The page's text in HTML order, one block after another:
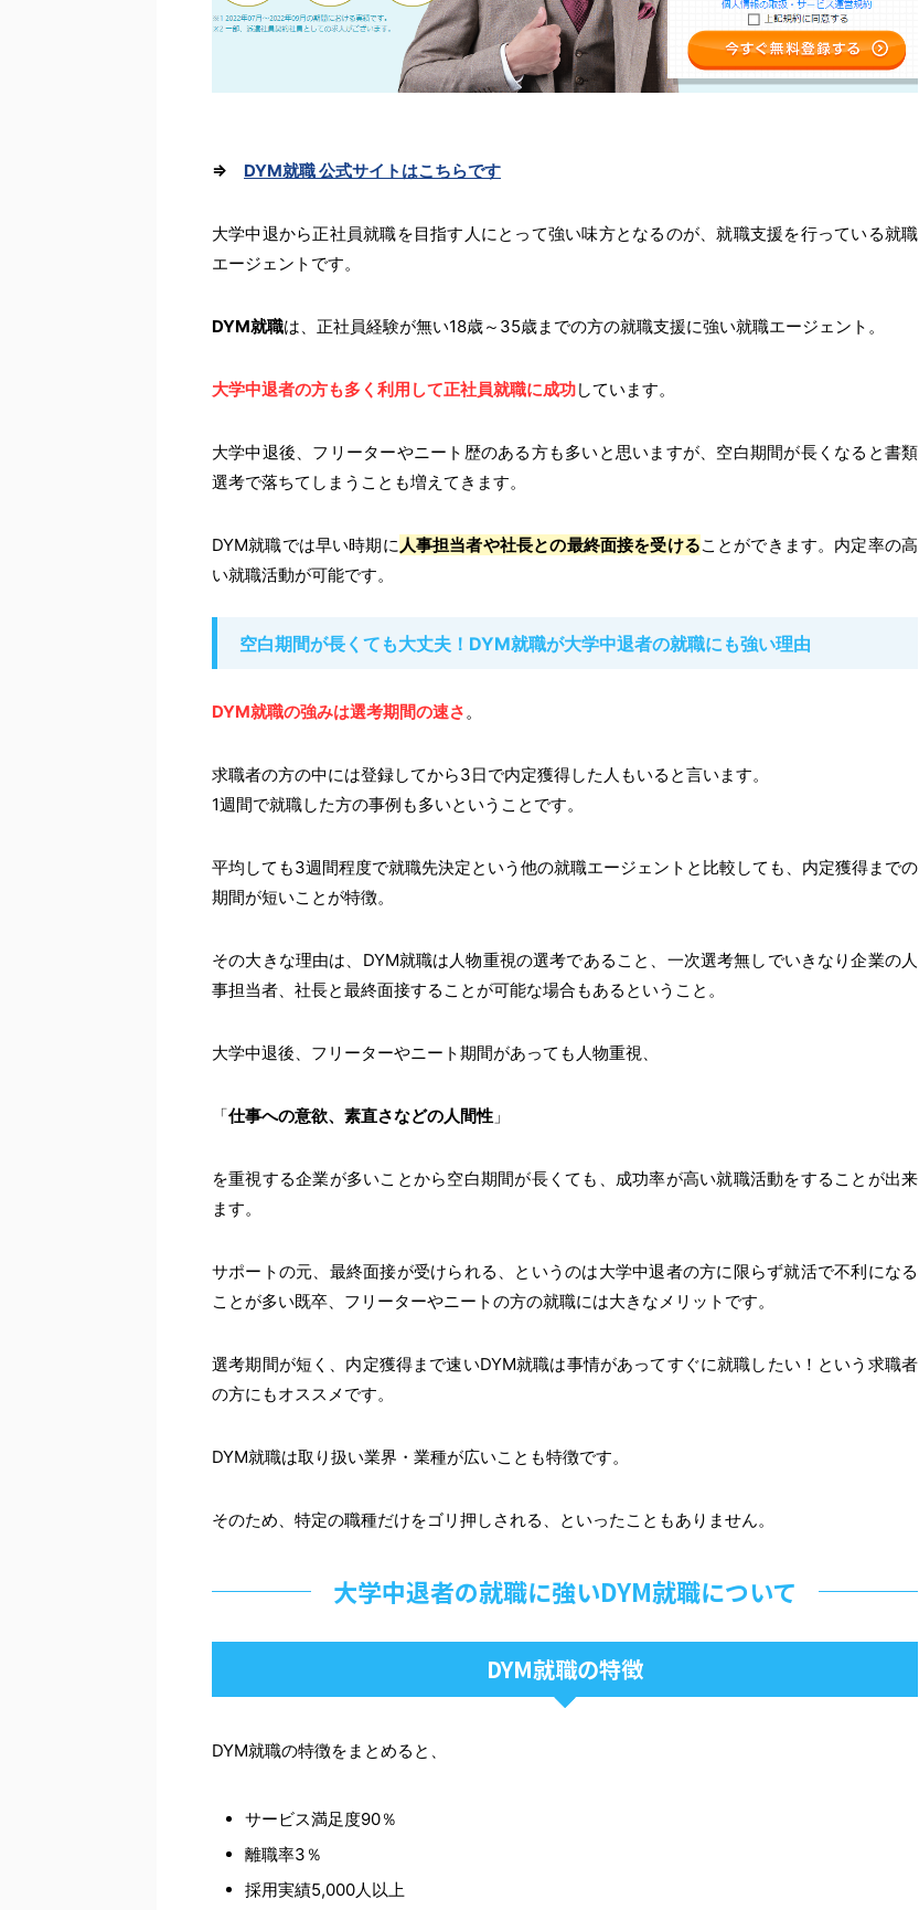
⇒ DYM就職 公式サイトはこちらです
大学中退から正社員就職を目指す人にとって強い味方となるのが、就職支援を行っている就職
エージェントです。
DYM就職は、正社員経験が無い18歳～35歳までの方の就職支援に強い就職エージェント。
大学中退者の方も多く利用して正社員就職に成功しています。
大学中退後、フリーターやニート歴のある方も多いと思いますが、空白期間が長くなると書類
選考で落ちてしまうことも増えてきます。
DYM就職では早い時期に人事担当者や社長との最終面接を受けることができます。内定率の高
い就職活動が可能です。
空白期間が長くても大丈夫！DYM就職が大学中退者の就職にも強い理由
DYM就職の強みは選考期間の速さ。
求職者の方の中には登録してから3日で内定獲得した人もいると言います。
1週間で就職した方の事例も多いということです。
平均しても3週間程度で就職先決定という他の就職エージェントと比較しても、内定獲得までの
期間が短いことが特徴。
その大きな理由は、DYM就職は人物重視の選考であること、一次選考無しでいきなり企業の人
事担当者、社長と最終面接することが可能な場合もあるということ。
大学中退後、フリーターやニート期間があっても人物重視、
「仕事への意欲、素直さなどの人間性 」
を重視する企業が多いことから空白期間が長くても、成功率が高い就職活動をすることが出来
ます。
サポートの元、最終面接が受けられる、というのは大学中退者の方に限らず就活で不利になる
ことが多い既卒、フリーターやニートの方の就職には大きなメリットです。
選考期間が短く、内定獲得まで速いDYM就職は事情があってすぐに就職したい！という求職者
の方にもオススメです。
DYM就職は取り扱い業界・業種が広いことも特徴です。
そのため、特定の職種だけをゴリ押しされる、といったこともありません。
大学中退者の就職に強いDYM就職について
DYM就職の特徴
DYM就職の特徴をまとめると、
サービス満足度90％
離職率3％
採用実績5,000人以上